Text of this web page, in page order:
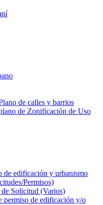
de calles y barrios
de Zonificación de Uso
de edificación y urbanismo
Permisos)
Solicitud (Varios)
permiso de edificación y/o